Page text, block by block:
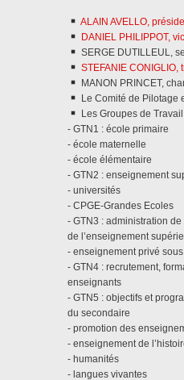
ALAIN AVELLO,
DANIEL PHILIPPOT,
SERGE DUTILLEUL,
STEFANIE CONIGLIO,
MANON PRINCET,
Le Comité de Pilotage
Les Groupes de
- GTN1 : école primaire
- école maternelle
- école élémentaire
- GTN2 : enseignement
- universités
- CPGE-Grandes Ecoles
- GTN3 : administration
de l’enseignement
- enseignement privé
- GTN4 : recrutement,
enseignants
- GTN5 : objectifs et
du secondaire
- promotion des
- enseignement de
- humanités
- langues vivantes